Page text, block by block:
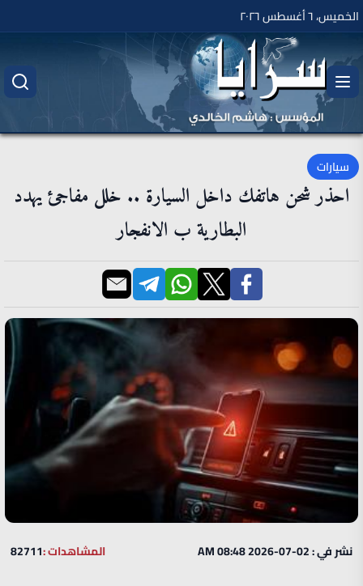
الخميس، ٦ أغسطس ٢٠٢٦
سيارات
احذر شحن هاتفك داخل السيارة .. خلل مفاجئ يهدد
البطارية ب الانفجار
نشر في : 02-07-2026 08:48 AM المشاهدات :82711